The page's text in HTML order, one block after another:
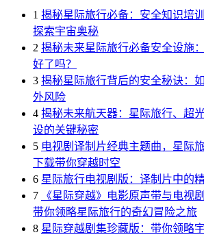
1 揭秘星际旅行必备：安全知识培
探索宇宙奥秘
2 揭秘未来星际旅行必备安全设施
好了吗？
3 揭秘星际旅行背后的安全秘诀：
外风险
4 揭秘未来航天器：星际旅行、超
设的关键秘密
5 电视剧译制片经典主题曲，星际
下载带你穿越时空
6 星际旅行电视剧版：译制片中的
7
《星际穿越》电影原声带与电视
带你领略星际旅行的奇幻冒险之旅
8 星际穿越剧集珍藏版：带你领略